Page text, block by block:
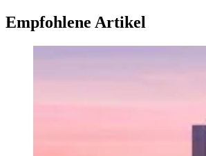
Empfohlene Artikel